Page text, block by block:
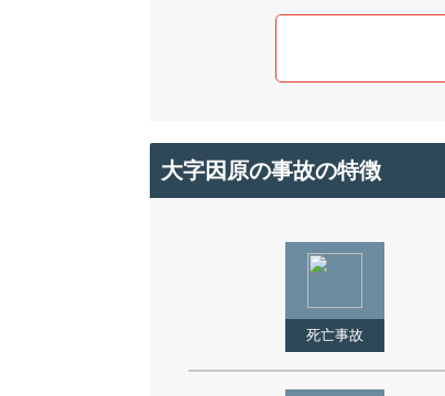
大字因原の事故の特徴
死亡事故